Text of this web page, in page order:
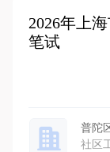
2026年上
笔试
普陀
社区